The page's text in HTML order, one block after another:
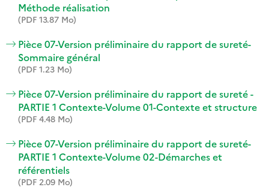
Méthode réalisation
(PDF 13.87 Mo)
Pièce 07-Version préliminaire du rapport de sureté-
Sommaire général
(PDF 1.23 Mo)
Pièce 07-Version préliminaire du rapport de sureté -
PARTIE 1 Contexte-Volume 01-Contexte et structure
(PDF 4.48 Mo)
Pièce 07-Version préliminaire du rapport de sureté-
PARTIE 1 Contexte-Volume 02-Démarches et
référentiels
(PDF 2.09 Mo)